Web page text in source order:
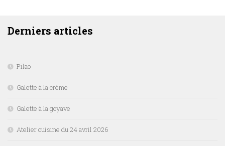
Derniers articles
Pilao
Galette à la crème
Galette à la goyave
Atelier cuisine du 24 avril 2026